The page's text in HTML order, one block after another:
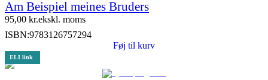
Am Beispiel meines Bruders
95,00 kr.ekskl. moms
ISBN:9783126757294
Føj til kurv
ELI link